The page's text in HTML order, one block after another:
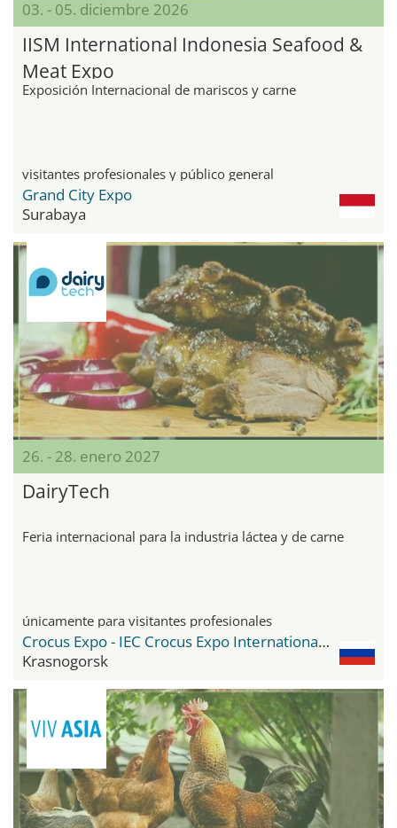
03. - 05. diciembre 2026
IISM International Indonesia Seafood &
Meat Expo
Exposición Internacional de mariscos y carne
visitantes profesionales y público general
Grand City Expo
Surabaya
26. - 28. enero 2027
DairyTech
Feria internacional para la industria láctea y de carne
únicamente para visitantes profesionales
Crocus Expo - IEC Crocus Expo International Exhibition Centre
Krasnogorsk